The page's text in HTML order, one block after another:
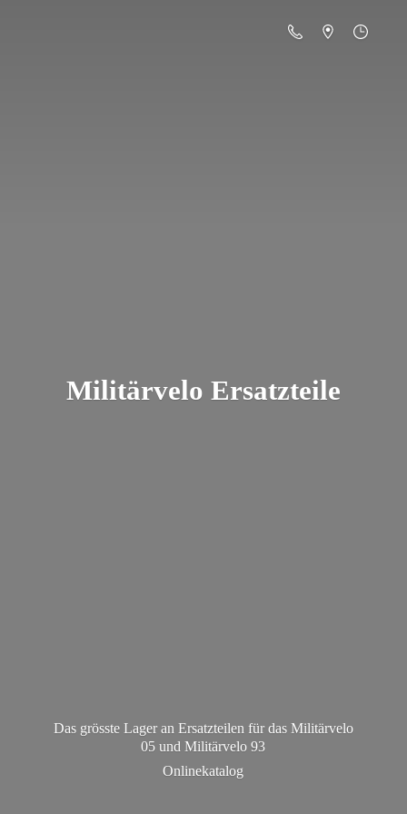
Militärvelo Ersatzteile
Das grösste Lager an Ersatzteilen für das Militärvelo
05 und Militärvelo 93
Onlinekatalog